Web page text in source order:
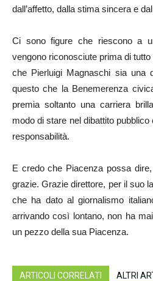
dall’affetto, dalla stima sincera e
Ci sono figure che riescono a
vengono riconosciute prima di
che Pierluigi Magnaschi sia una
questo che la Benemerenza
premia soltanto una carriera
modo di stare nel dibattito
responsabilità.
E credo che Piacenza possa
grazie. Grazie direttore, per il suo
che ha dato al giornalismo
arrivando così lontano, non ha
un pezzo della sua Piacenza.
ARTICOLI CORRELATI ALTRI